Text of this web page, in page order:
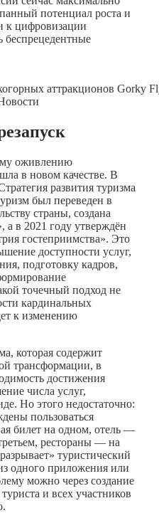
потенциал роста и
к цифровизации
беспрецедентные
аттракционов Gorky
оживлению
в новом качестве. В
развития туризма
был переведен в
страны, создана
а в 2021 году утверждён
гостеприимства». Это
доступности услуг,
подготовку кадров,
точечный подход не
кардинальных
к изменению
которая содержит
трансформации, в
достижения
числа услуг,
Но этого недостаточно:
пользоваться
билет на одном, отель —
рестораны — на
туристический
одного приложения или
можно через создание
и всех участников